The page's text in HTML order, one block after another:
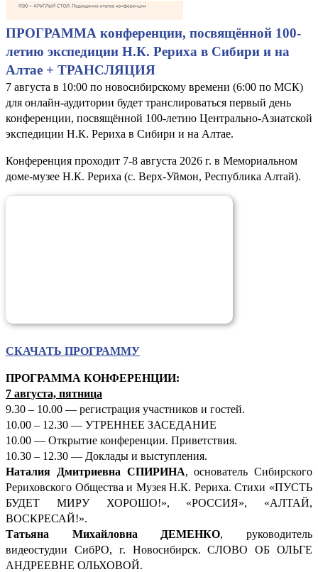
ПРОГРАММА конференции, посвящённой 100-
летию экспедиции Н.К. Рериха в Сибири и на
Алтае + ТРАНСЛЯЦИЯ
7 августа в 10:00 по новосибирскому времени (6:00 по МСК)
для онлайн-аудитории будет транслироваться первый день
конференции, посвящённой 100-летию Центрально-Азиатской
экспедиции Н.К. Рериха в Сибири и на Алтае.
Конференция проходит 7-8 августа 2026 г. в Мемориальном
доме-музее Н.К. Рериха (с. Верх-Уймон, Республика Алтай).
СКАЧАТЬ ПРОГРАММУ
ПРОГРАММА КОНФЕРЕНЦИИ:
7 августа, пятница
9.30 – 10.00 — регистрация участников и гостей.
10.00 – 12.30 — УТРЕННЕЕ ЗАСЕДАНИЕ
10.00 — Открытие конференции. Приветствия.
10.30 – 12.30 — Доклады и выступления.
Наталия Дмитриевна СПИРИНА, основатель Сибирского
Рериховского Общества и Музея Н.К. Рериха. Стихи «ПУСТЬ
БУДЕТ МИРУ ХОРОШО!», «РОССИЯ», «АЛТАЙ,
ВОСКРЕСАЙ!».
Татьяна Михайловна ДЕМЕНКО, руководитель
видеостудии СибРО, г. Новосибирск. СЛОВО ОБ ОЛЬГЕ
АНДРЕЕВНЕ ОЛЬХОВОЙ.